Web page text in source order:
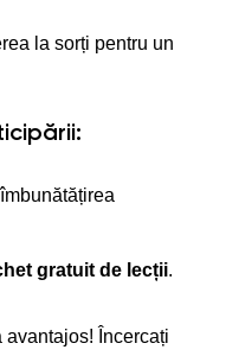
la sorți pentru un
gratuit de lecții.
avantajos! Încercați